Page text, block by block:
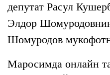
депутат Расул
Элдор
Шомуродов
Маросимда онлайн